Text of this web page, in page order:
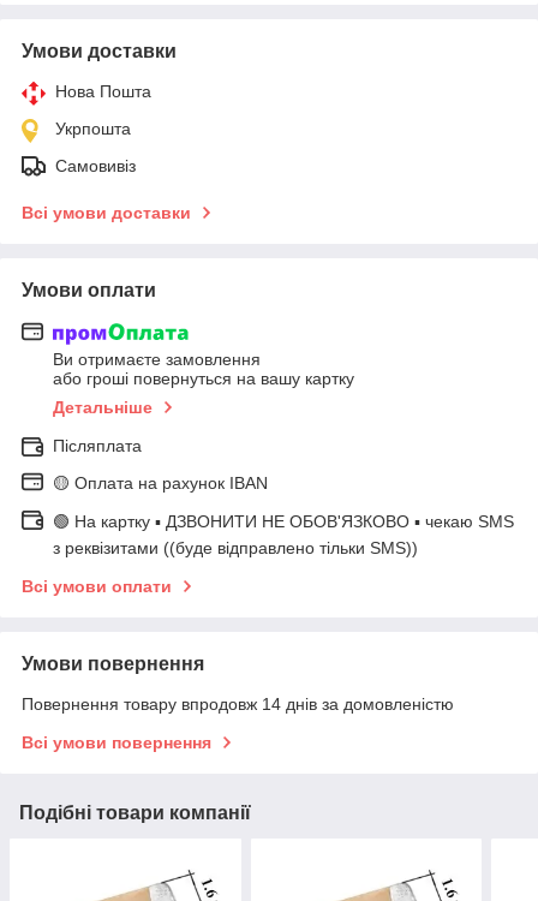
Умови доставки
Нова Пошта
Укрпошта
Самовивіз
Всі умови доставки
Умови оплати
Ви отримаєте замовлення
або гроші повернуться на вашу картку
Детальніше
Післяплата
🟡 Оплата на рахунок IBAN
🟢 На картку ▪️ ДЗВОНИТИ НЕ ОБОВ'ЯЗКОВО ▪️ чекаю SMS
з реквізитами ((буде відправлено тільки SMS))
Всі умови оплати
Умови повернення
Повернення товару впродовж 14 днів за домовленістю
Всі умови повернення
Подібні товари компанії